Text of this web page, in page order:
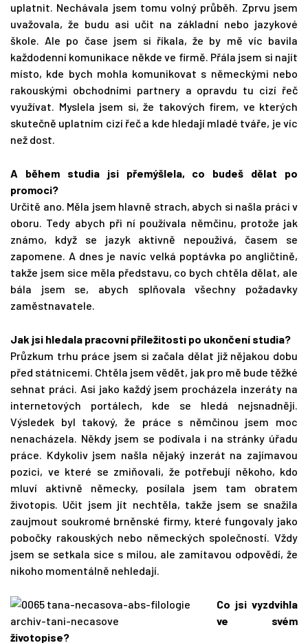
uplatnit. Nechávala jsem tomu volný průběh. Zprvu jsem
uvažovala, že budu asi učit na základní nebo jazykové
škole. Ale po čase jsem si říkala, že by mě víc bavila
každodenní komunikace někde ve firmě. Přála jsem si najít
místo, kde bych mohla komunikovat s německými nebo
rakouskými obchodními partnery a opravdu tu cizí řeč
využívat. Myslela jsem si, že takových firem, ve kterých
skutečně uplatním cizí řeč a kde hledají mladé tváře, je víc
než dost.
A během studia jsi přemýšlela, co budeš dělat po
promoci?
Určitě ano. Měla jsem hlavně strach, abych si našla práci v
oboru. Tedy abych při ní používala němčinu, protože jak
známo, když se jazyk aktivně nepoužívá, časem se
zapomene. A dnes je navíc velká poptávka po angličtině,
takže jsem sice měla představu, co bych chtěla dělat, ale
bála jsem se, abych splňovala všechny požadavky
zaměstnavatele.
Jak jsi hledala pracovní příležitosti po ukončení studia?
Průzkum trhu práce jsem si začala dělat již nějakou dobu
před státnicemi. Chtěla jsem vědět, jak pro mě bude těžké
sehnat práci. Asi jako každý jsem procházela inzeráty na
internetových portálech, kde se hledá nejsnadněji.
Výsledek byl takový, že práce s němčinou jsem moc
nenacházela. Někdy jsem se podívala i na stránky úřadu
práce. Kdykoliv jsem našla nějaký inzerát na zajímavou
pozici, ve které se zmiňovali, že potřebují někoho, kdo
mluví aktivně německy, posílala jsem tam obratem
životopis. Učit jsem jít nechtěla, takže jsem se snažila
zaujmout soukromé brněnské firmy, které fungovaly jako
pobočky rakouských nebo německých společností. Vždy
jsem se setkala sice s milou, ale zamítavou odpovědí, že
nikoho momentálně nehledají.
Co jsi vyzdvihla
ve svém
životopise?